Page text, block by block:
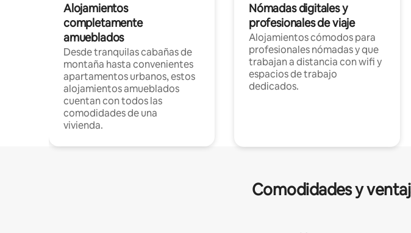
Alojamientos
completamente
amueblados
Desde tranquilas cabañas de
montaña hasta convenientes
apartamentos urbanos, estos
alojamientos amueblados
cuentan con todos las
comodidades de una
vivienda.
Nómadas digitales y
profesionales de viaje
Alojamientos cómodos para
profesionales nómadas y que
trabajan a distancia con wifi y
espacios de trabajo
dedicados.
Comodidades y